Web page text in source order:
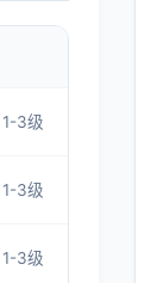
1-3级
1-3级
1-3级